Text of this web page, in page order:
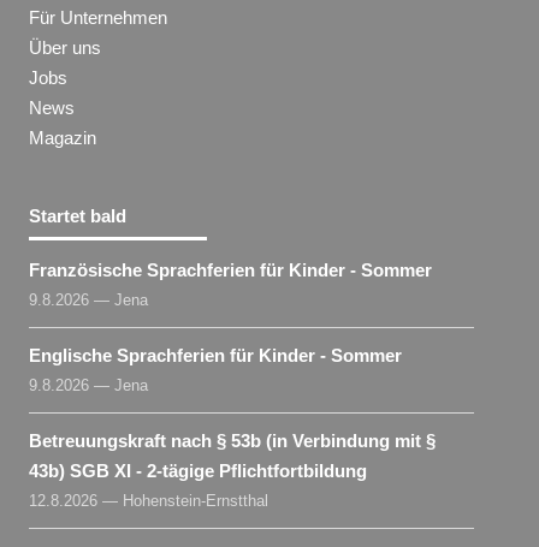
Für Unternehmen
Über uns
Jobs
News
Magazin
Startet bald
Französische Sprachferien für Kinder - Sommer
9.8.2026 — Jena
Englische Sprachferien für Kinder - Sommer
9.8.2026 — Jena
Betreuungskraft nach § 53b (in Verbindung mit §
43b) SGB XI - 2-tägige Pflichtfortbildung
12.8.2026 — Hohenstein-Ernstthal